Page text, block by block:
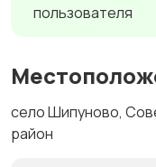
пользователя
село Шипуново,
район